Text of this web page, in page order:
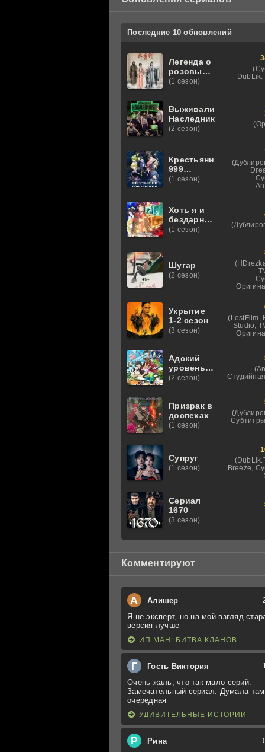
Последние 10 обновлений
Легенда о
розовых
облаках
(1 сезон)
Выживалити.
Наследники
(2 сезон)
Крестьянин
999
уровня
(1 сезон)
Хоть я и
бездарная
злодейка
(1 сезон)
Шугар
(2 сезон)
Укрытие
1-2 сезон
(3 сезон)
(LostFilm,
Studio,
Адский
уровень:
Хардкорный
высокой
сложности
в другом
(2 сезон)
Призрак в
доспехах
(1 сезон)
Супруг
(1 сезон)
Breeze,
Сериал
1670
(3 сезон)
Комментируют
А Алишер
Я не эксперт, но на мой взгляд
версия лучше
ИП МАН: БИТВА КЛАНОВ
Г Гость Виктория
Очень жаль, что так мало серий.
Замечательный сериал. Думала там
очередная
УДИВИТЕЛЬНЫЕ ИСТОРИИ
Р Рина